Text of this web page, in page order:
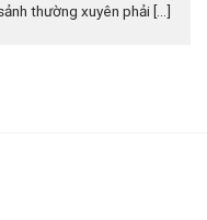
thường xuyên phải [...]